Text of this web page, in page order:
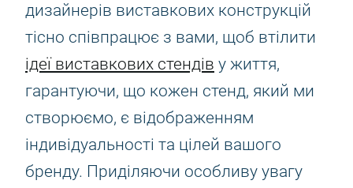
дизайнерів виставкових конструкцій
тісно співпрацює з вами, щоб втілити
ідеї виставкових стендів у життя,
гарантуючи, що кожен стенд, який ми
створюємо, є відображенням
індивідуальності та цілей вашого
бренду. Приділяючи особливу увагу